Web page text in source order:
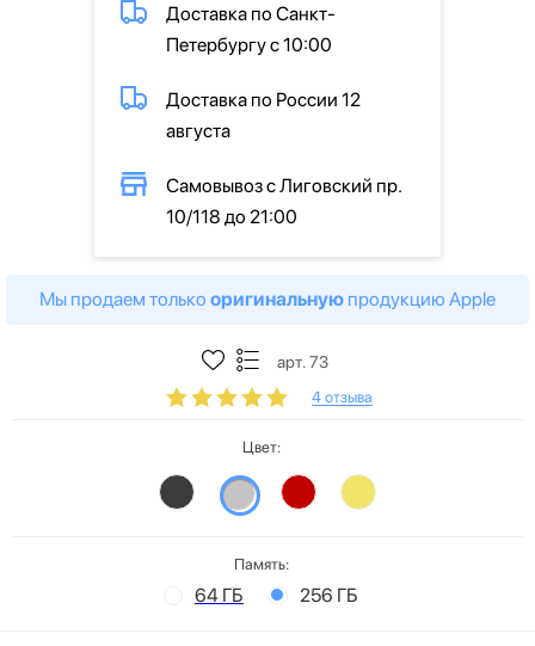
Доставка по Санкт-
Петербургу с 10:00
Доставка по России 12
августа
Самовывоз с Лиговский пр.
10/118 до 21:00
Мы продаем только оригинальную продукцию Apple
арт. 73
4 отзыва
Цвет:
Память:
64 ГБ 256 ГБ